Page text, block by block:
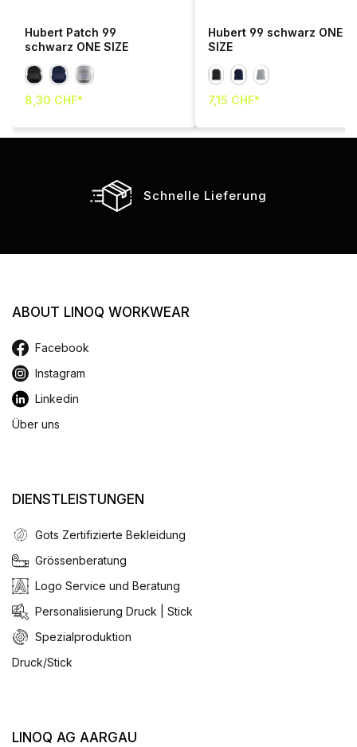
Hubert Patch 99
schwarz ONE SIZE
8,30 CHF*
Hubert 99 schwarz ONE
SIZE
7,15 CHF*
Schnelle Lieferung
ABOUT LINOQ WORKWEAR
Facebook
Instagram
Linkedin
Über uns
DIENSTLEISTUNGEN
Gots Zertifizierte Bekleidung
Grössenberatung
Logo Service und Beratung
Personalisierung Druck | Stick
Spezialproduktion
Druck/Stick
LINOQ AG AARGAU